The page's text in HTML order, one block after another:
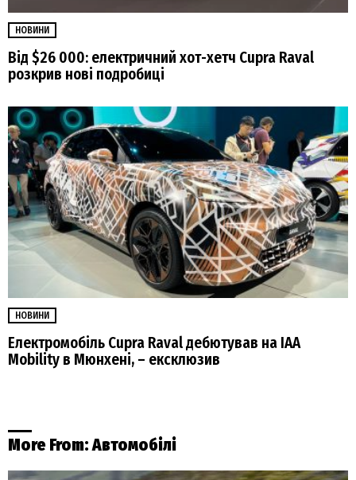
НОВИНИ
Від $26 000: електричний хот-хетч Cupra Raval
розкрив нові подробиці
НОВИНИ
Електромобіль Cupra Raval дебютував на IAA
Mobility в Мюнхені, – ексклюзив
More From:Автомобілі